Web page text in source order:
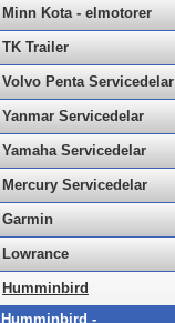
Minn Kota - elmotorer
TK Trailer
Volvo Penta Servicedelar
Yanmar Servicedelar
Yamaha Servicedelar
Mercury Servicedelar
Garmin
Lowrance
Humminbird
Humminbird -